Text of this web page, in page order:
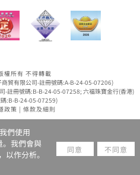
權所有 不得轉載
貿有限公司-註冊號碼:A-B-24-05-07206)
-註冊號碼:B-B-24-05-07258; 六福珠寶金行(香港)
:B-B-24-05-07259)
政策 | 條款及細則
們使用
我們會與
作分析。
同意 不同意